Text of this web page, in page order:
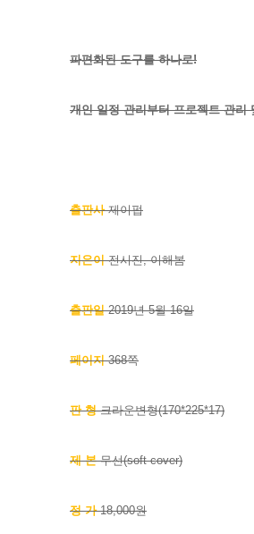
파편화된 도구를 하나로!
개인 일정 관리부터 프로젝트 관리
출판사제이펍
지은이전시진, 이해봄
출판일2019년 5월 16일
페이지368쪽
판 형크라운변형(170*225*17)
제 본무선(soft cover)
정 가18,000원